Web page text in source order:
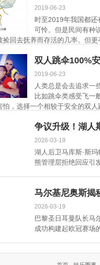
2019-06-23
时至2019年我国都
可怜。但是民间有种
捡回去抚养而存活的几率。但
双人跳伞100%
2019-06-23
人类总是会去追求一
比如跳伞类感受飞一
怕，选择一个相较于安全的双
争议升级！湖人
2026-03-19
湖人后卫马库斯·斯
熊管理层拒绝回应引
马尔基尼奥斯揭
2026-03-19
巴黎圣日耳曼队长马
成功构建起欧冠赛场